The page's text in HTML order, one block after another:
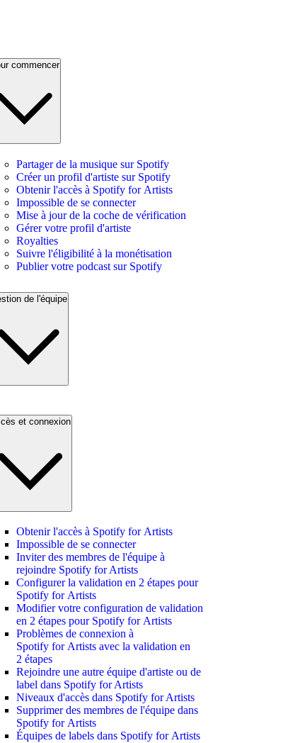
commencer
Partager de la musique sur Spotify
Créer un profil d'artiste sur Spotify
Obtenir l'accès à Spotify for Artists
Impossible de se connecter
Mise à jour de la coche de vérification
Gérer votre profil d'artiste
Royalties
Suivre l'éligibilité à la monétisation
Publier votre podcast sur Spotify
de l'équipe
et connexion
Obtenir l'accès à Spotify for Artists
Impossible de se connecter
Inviter des membres de l'équipe à
rejoindre Spotify for Artists
Configurer la validation en 2 étapes pour
Spotify for Artists
Modifier votre configuration de validation
en 2 étapes pour Spotify for Artists
Problèmes de connexion à
Spotify for Artists avec la validation en
2 étapes
Rejoindre une autre équipe d'artiste ou de
label dans Spotify for Artists
Niveaux d'accès dans Spotify for Artists
Supprimer des membres de l'équipe dans
Spotify for Artists
Équipes de labels dans Spotify for Artists